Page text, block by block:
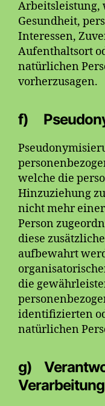
Arbeitsleistung,
Gesundheit,
Interessen,
Aufenthaltsort
natürlichen
vorherzusagen.
f)
welche die
Hinzuziehung
nicht mehr
Person
diese
aufbewahrt
die
identifizierten
natürlichen
g)